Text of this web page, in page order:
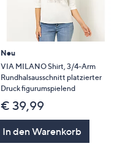
Neu
VIA MILANO Shirt, 3/4-Arm
Rundhalsausschnitt platzierter
Druck figurumspielend
€ 39,99
In den Warenkorb